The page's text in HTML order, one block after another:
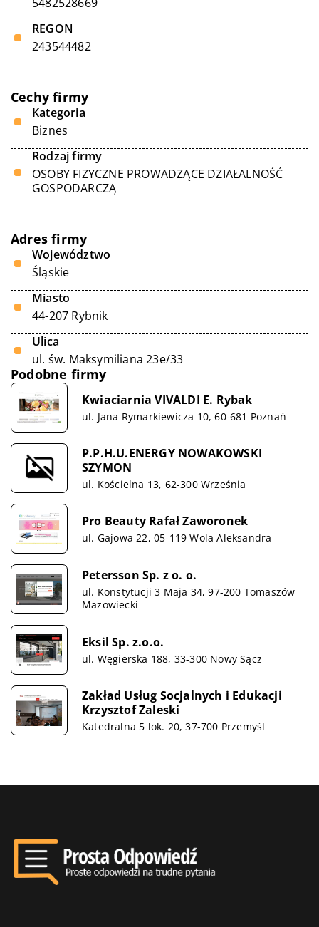
REGON
243544482
Cechy firmy
Kategoria
Biznes
Rodzaj firmy
OSOBY FIZYCZNE PROWADZĄCE DZIAŁALNOŚĆ
GOSPODARCZĄ
Adres firmy
Województwo
Śląskie
Miasto
44-207 Rybnik
Ulica
ul. św. Maksymiliana 23e/33
Podobne firmy
Kwiaciarnia VIVALDI E. Rybak
ul. Jana Rymarkiewicza 10, 60-681 Poznań
P.P.H.U.ENERGY NOWAKOWSKI
SZYMON
ul. Kościelna 13, 62-300 Września
Pro Beauty Rafał Zaworonek
ul. Gajowa 22, 05-119 Wola Aleksandra
Petersson Sp. z o. o.
ul. Konstytucji 3 Maja 34, 97-200 Tomaszów
Mazowiecki
Eksil Sp. z.o.o.
ul. Węgierska 188, 33-300 Nowy Sącz
Zakład Usług Socjalnych i Edukacji
Krzysztof Zaleski
Katedralna 5 lok. 20, 37-700 Przemyśl